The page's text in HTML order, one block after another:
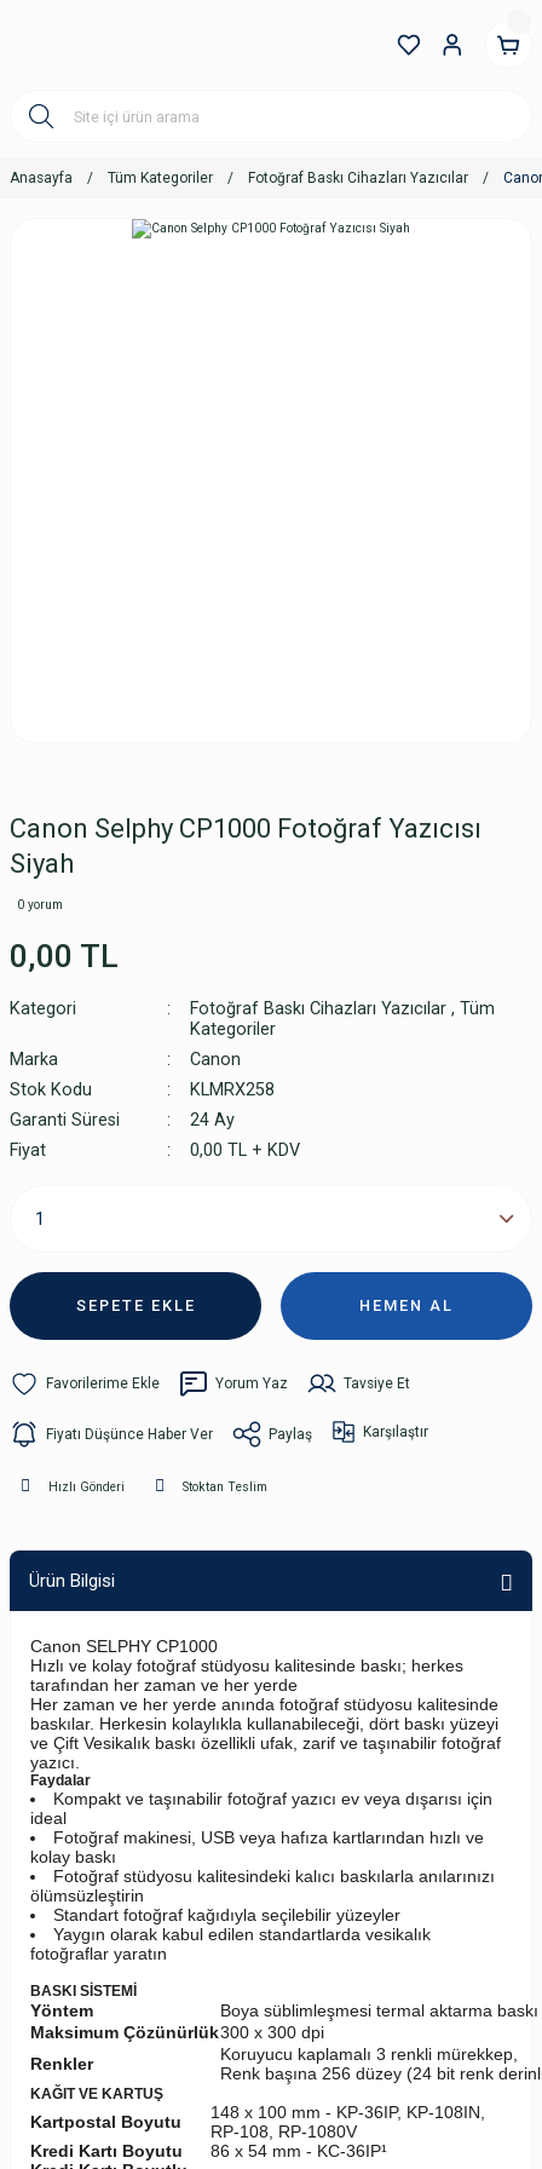
Anasayfa Tüm Kategoriler Fotoğraf Baskı Cihazları Yazıcılar
Canon Selphy CP1000 Fotoğraf Yazıcısı
Siyah
0 yorum
0,00 TL
Kategori Fotoğraf Baskı Cihazları Yazıcılar , Tüm
Kategoriler
Marka
Canon
Stok Kodu
KLMRX258
Garanti Süresi
24 Ay
Fiyat
0,00 TL + KDV
SEPETE EKLE HEMEN AL
Yorum Yaz Tavsiye Et
Fiyatı Düşünce Haber Ver Paylaş Karşılaştır
Hızlı Gönderi Stoktan Teslim
Ürün Bilgisi
Canon SELPHY CP1000
Hızlı ve kolay fotoğraf stüdyosu kalitesinde baskı; herkes
tarafından her zaman ve her yerde
Her zaman ve her yerde anında fotoğraf stüdyosu kalitesinde
baskılar. Herkesin kolaylıkla kullanabileceği, dört baskı yüzeyi
ve Çift Vesikalık baskı özellikli ufak, zarif ve taşınabilir fotoğraf
yazıcı.
Faydalar
Kompakt ve taşınabilir fotoğraf yazıcı ev veya dışarısı için
ideal
Fotoğraf makinesi, USB veya hafıza kartlarından hızlı ve
kolay baskı
Fotoğraf stüdyosu kalitesindeki kalıcı baskılarla anılarınızı
ölümsüzleştirin
Standart fotoğraf kağıdıyla seçilebilir yüzeyler
Yaygın olarak kabul edilen standartlarda vesikalık
fotoğraflar yaratın
BASKI SİSTEMİ
Yöntem
Boya süblimleşmesi termal aktarma
Maksimum Çözünürlük300 x 300 dpi
Renkler
Koruyucu kaplamalı 3 renkli mürekkep,
Renk başına 256 düzey (24 bit renk
KAĞIT VE KARTUŞ
Kartpostal Boyutu
148 x 100 mm - KP-36IP, KP-108IN,
RP-108, RP-1080V
Kredi Kartı Boyutu
86 x 54 mm - KC-36IP¹